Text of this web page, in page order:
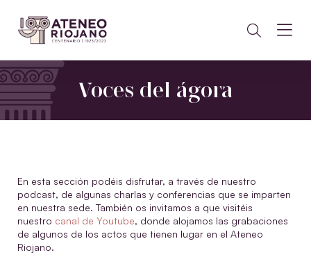
Voces del ágora
En esta sección podéis disfrutar, a través de nuestro
podcast, de algunas charlas y conferencias que se imparten
en nuestra sede. También os invitamos a que visitéis
nuestro canal de Youtube, donde alojamos las grabaciones
de algunos de los actos que tienen lugar en el Ateneo
Riojano.